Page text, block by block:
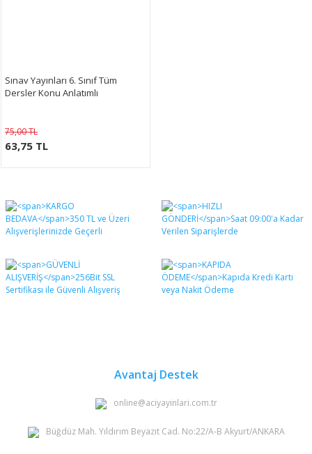
Sınav Yayınları 6. Sınıf Tüm
Dersler Konu Anlatımlı
75,00 TL
63,75 TL
Avantaj Destek
online@aciyayinlari.com.tr
Büğdüz Mah. Yıldırım Beyazıt Cad. No:22/A-B Akyurt/ANKARA